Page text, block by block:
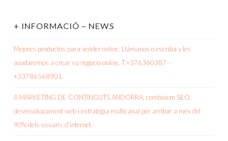
+ INFORMACIÓ – NEWS
Mejores productos para vender online. Llámanos o escriba y les
ayudaremos a crear su negocio online. T.+376360387 –
+33786568901.
A MARKETING DE CONTINGUTS ANDORRA, combinem SEO,
desenvolupament web i estratègia multicanal per arribar a més del
90% dels usuaris d’internet.